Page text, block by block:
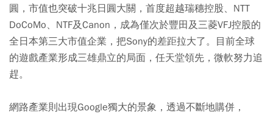
圓，市值也突破十兆日圓大關，首度超越瑞穗控股、NTT
DoCoMo、NTF及Canon，成為僅次於豐田及三菱VFJ控股的
全日本第三大市值企業，把Sony的差距拉大了。目前全球
的遊戲產業形成三雄鼎立的局面，任天堂領先，微軟努力追
趕。
網路產業則出現Google獨大的景象，透過不斷地購併，